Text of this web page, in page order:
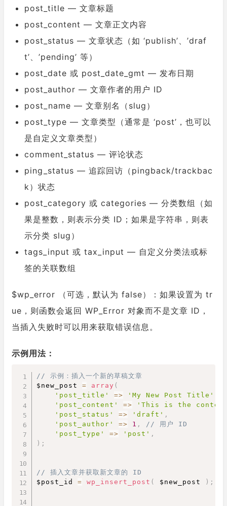
post_title — 文章标题
post_content — 文章正文内容
post_status — 文章状态（如 ‘publish’、’draf
t’、’pending’ 等）
post_date 或 post_date_gmt — 发布日期
post_author — 文章作者的用户 ID
post_name — 文章别名（slug）
post_type — 文章类型（通常是 ‘post’，也可以
是自定义文章类型）
comment_status — 评论状态
ping_status — 追踪回访（pingback/trackbac
k）状态
post_category 或 categories — 分类数组（如
果是整数，则表示分类 ID；如果是字符串，则表
示分类 slug）
tags_input 或 tax_input — 自定义分类法或标
签的关联数组
$wp_error （可选，默认为 false）：如果设置为 tr
ue，则函数会返回 WP_Error 对象而不是文章 ID，
当插入失败时可以用来获取错误信息。
示例用法：
// 示例：插入一个新的草稿文章
$new_post = array (
'post_title'
=> 'My New Post Title'
'post_content'
=>
'This is the
'post_status'
=> 'draft' ,
'post_author'
=> 1 ,
// 用户 ID
'post_type'
=> 'post' ,
) ;
// 插入文章并获取新文章的 ID
$post_id = wp_insert_post ( $new_post ) ;